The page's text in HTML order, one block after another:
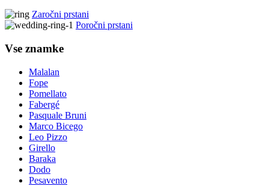
Zaročni prstani
Poročni prstani
Vse znamke
Malalan
Fope
Pomellato
Fabergé
Pasquale Bruni
Marco Bicego
Leo Pizzo
Girello
Baraka
Dodo
Pesavento